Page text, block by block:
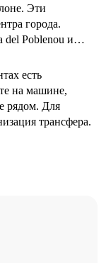
Эти
города.
del Poblenou и
есть
на машине,
рядом. Для
трансфера.
услуги.